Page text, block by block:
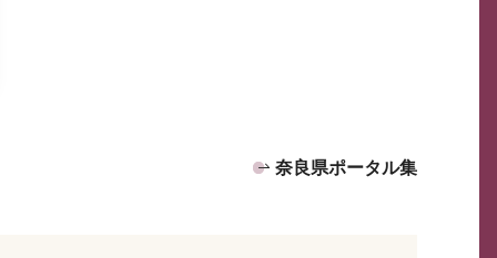
奈良県ポータル集